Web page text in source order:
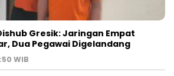
Gresik: Jaringan Empat
Dua Pegawai Digelandang
WIB